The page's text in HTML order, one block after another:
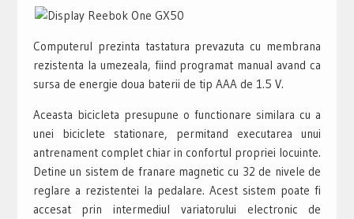
Computerul prezinta tastatura prevazuta cu membrana
rezistenta la umezeala, fiind programat manual avand ca
sursa de energie doua baterii de tip AAA de 1.5 V.
Aceasta bicicleta presupune o functionare similara cu a
unei biciclete stationare, permitand executarea unui
antrenament complet chiar in confortul propriei locuinte.
Detine un sistem de franare magnetic cu 32 de nivele de
reglare a rezistentei la pedalare. Acest sistem poate fi
accesat prin intermediul variatorului electronic de